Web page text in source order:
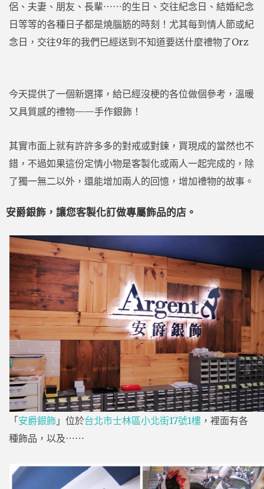
侶、夫妻、朋友、長輩⋯⋯的生日、交往紀念日、結婚紀念
日等等的各種日子都是燒腦筋的時刻！尤其每到情人節或紀
念日，交往9年的我們已經送到不知道要送什麼禮物了Orz
今天提供了一個新選擇，給已經沒梗的各位做個參考，溫暖
又具質感的禮物——手作銀飾！
其實市面上就有許許多多的對戒或對鍊，買現成的當然也不
錯，不過如果這份定情小物是客製化或兩人一起完成的，除
了獨一無二以外，還能增加兩人的回憶，增加禮物的故事。
安爵銀飾，讓您客製化訂做專屬飾品的店。
「安爵銀飾 」位於台北市士林區小北街17號1樓 ，裡面有各
種飾品，以及⋯⋯